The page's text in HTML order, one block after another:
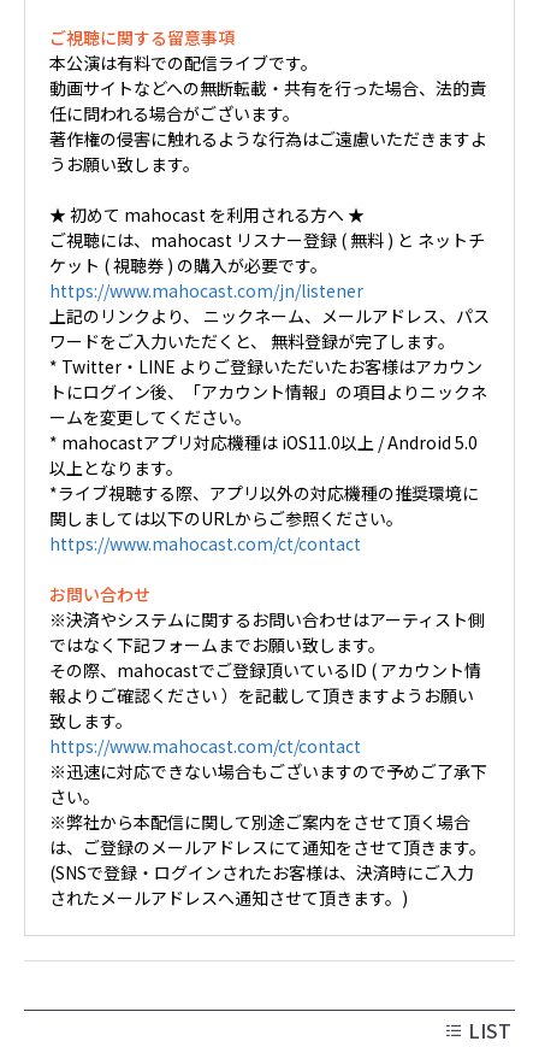
ご視聴に関する留意事項
本公演は有料での配信ライブです。
動画サイトなどへの無断転載・共有を行った場合、法的責
任に問われる場合がございます。
著作権の侵害に触れるような行為はご遠慮いただきますよ
うお願い致します。
★ 初めて mahocast を利用される方へ ★
ご視聴には、mahocast リスナー登録 ( 無料 ) と ネットチ
ケット ( 視聴券 ) の購入が必要です。
https://www.mahocast.com/jn/listener
上記のリンクより、 ニックネーム、メールアドレス、パス
ワードをご入力いただくと、 無料登録が完了します。
* Twitter・LINE よりご登録いただいたお客様はアカウン
トにログイン後、「アカウント情報」の項目よりニックネ
ームを変更してください。
* mahocastアプリ対応機種は iOS11.0以上 / Android 5.0
以上となります。
*ライブ視聴する際、アプリ以外の対応機種の推奨環境に
関しましては以下のURLからご参照ください。
https://www.mahocast.com/ct/contact
お問い合わせ
※決済やシステムに関するお問い合わせはアーティスト側
ではなく下記フォームまでお願い致します。
その際、mahocastでご登録頂いているID ( アカウント情
報よりご確認ください ）を記載して頂きますようお願い
致します。
https://www.mahocast.com/ct/contact
※迅速に対応できない場合もございますので予めご了承下
さい。
※弊社から本配信に関して別途ご案内をさせて頂く場合
は、ご登録のメールアドレスにて通知をさせて頂きます。
(SNSで登録・ログインされたお客様は、決済時にご入力
されたメールアドレスへ通知させて頂きます。)
LIST